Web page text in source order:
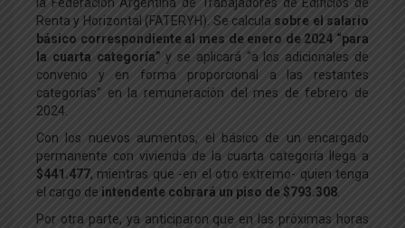
Renta y Horizontal (FATERYH). Se calcula sobre el salario
básico correspondiente al mes de enero de 2024 “para
la cuarta categoría” y se aplicará “a los adicionales de
convenio y en forma proporcional a las restantes
categorías” en la remuneración del mes de febrero de
2024.
Con los nuevos aumentos, el básico de un encargado
permanente con vivienda de la cuarta categoría llega a
$441.477, mientras que -en el otro extremo- quien tenga
el cargo de intendente cobrará un piso de $793.308
Por otra parte, ya anticiparon que en las próximas horas